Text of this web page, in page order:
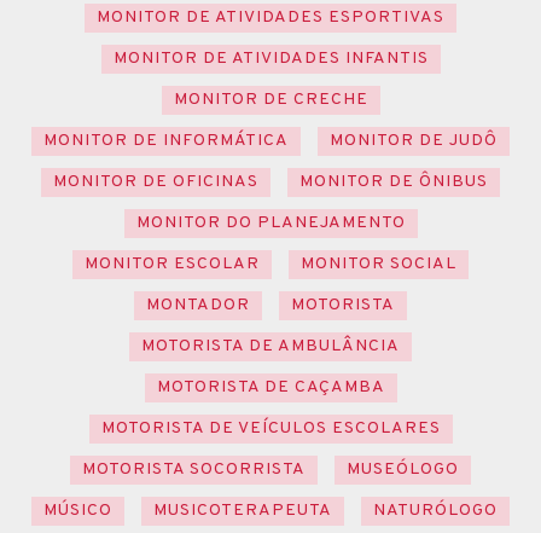
MONITOR DE ATIVIDADES ESPORTIVAS
MONITOR DE ATIVIDADES INFANTIS
MONITOR DE CRECHE
MONITOR DE INFORMÁTICA
MONITOR DE JUDÔ
MONITOR DE OFICINAS
MONITOR DE ÔNIBUS
MONITOR DO PLANEJAMENTO
MONITOR ESCOLAR
MONITOR SOCIAL
MONTADOR
MOTORISTA
MOTORISTA DE AMBULÂNCIA
MOTORISTA DE CAÇAMBA
MOTORISTA DE VEÍCULOS ESCOLARES
MOTORISTA SOCORRISTA
MUSEÓLOGO
MÚSICO
MUSICOTERAPEUTA
NATURÓLOGO